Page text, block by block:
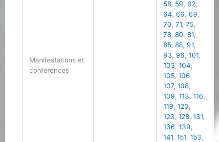
Manifestations et
conférences
58, 59,62,
64,66,69,
70,71,75,
78,80,81,
85,88, 91,
93, 96,101,
103,104,
105,106,
107,108,
109,113,116,
119,120,
123,128,131,
136,139,
141,151,153,